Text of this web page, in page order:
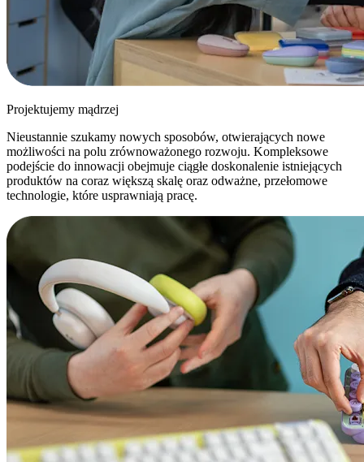
Projektujemy mądrzej
Nieustannie szukamy nowych sposobów, otwierających nowe
możliwości na polu zrównoważonego rozwoju. Kompleksowe
podejście do innowacji obejmuje ciągłe doskonalenie istniejących
produktów na coraz większą skalę oraz odważne, przełomowe
technologie, które usprawniają pracę.